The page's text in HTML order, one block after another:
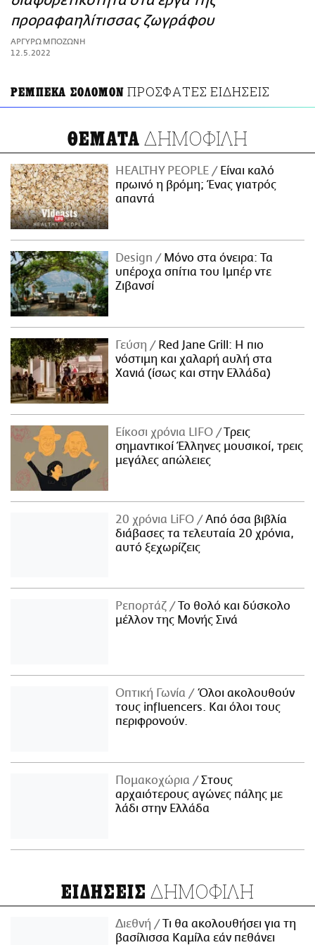
ΑΜΠΑ
PRINT
προραφαηλίτισσας ζωγράφου
ΑΡΓΥΡΩ ΜΠΟΖΩΝΗ
12.5.2022
ΡΕΜΠΕΚΑ ΣΟΛΟΜΟΝ ΠΡΟΣΦΑΤΕΣ ΕΙΔΗΣΕΙΣ
ΘΕΜΑΤΑ ΔΗΜΟΦΙΛΗ
HEALTHY PEOPLE
Είναι καλό
πρωινό η βρόμη; Ένας γιατρός
απαντά
Design
Μόνο στα όνειρα: Τα
υπέροχα σπίτια του Ιμπέρ ντε
Ζιβανσί
Γεύση
Red Jane Grill: Η πιο
νόστιμη και χαλαρή αυλή στα
Χανιά (ίσως και στην Ελλάδα)
Είκοσι χρόνια LIFO
Tρεις
σημαντικοί Έλληνες μουσικοί, τρεις
μεγάλες απώλειες
20 χρόνια LiFO
Από όσα βιβλία
διάβασες τα τελευταία 20 χρόνια,
αυτό ξεχωρίζεις
Ρεπορτάζ
Το θολό και δύσκολο
μέλλον της Μονής Σινά
Οπτική Γωνία
Όλοι ακολουθούν
τους influencers. Και όλοι τους
περιφρονούν.
Πομακοχώρια
Στους
αρχαιότερους αγώνες πάλης με
λάδι στην Ελλάδα
ΕΙΔΗΣΕΙΣ ΔΗΜΟΦΙΛΗ
Διεθνή
Τι θα ακολουθήσει για τη
βασίλισσα Καμίλα εάν πεθάνει